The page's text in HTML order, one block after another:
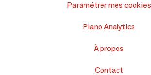
Paramétrer mes cookies
Piano Analytics
À propos
Contact